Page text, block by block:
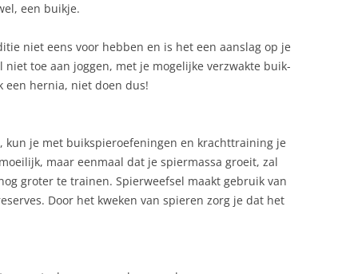
een buikje.
niet eens voor hebben en is het een aanslag op je
toe aan joggen, met je mogelijke verzwakte buik-
hernia, niet doen dus!
kun je met buikspieroefeningen en krachttraining je
maar eenmaal dat je spiermassa groeit, zal
groter te trainen. Spierweefsel maakt gebruik van
Door het kweken van spieren zorg je dat het